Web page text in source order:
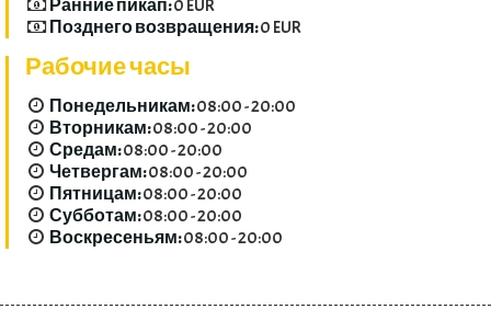
Ранние пикап:0 EUR
Позднего возвращения:0 EUR
Рабочие часы
Понедельникам:08:00 - 20:00
Вторникам:08:00 - 20:00
Средам:08:00 - 20:00
Четвергам:08:00 - 20:00
Пятницам:08:00 - 20:00
Субботам:08:00 - 20:00
Воскресеньям:08:00 - 20:00